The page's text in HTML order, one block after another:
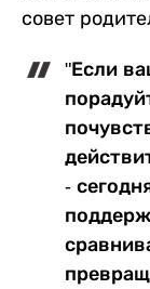
совет
"Если
-